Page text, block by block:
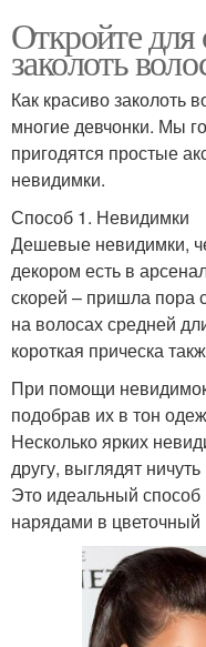
Откройте
заколоть
Как красиво заколоть
многие девчонки. Мы
пригодятся простые
невидимки.
Способ 1. Невидимки
Дешевые невидимки,
декором есть в
скорей – пришла пора
на волосах средней
короткая прическа
При помощи
подобрав их в тон
Несколько ярких
другу, выглядят
Это идеальный способ
нарядами в цветочный